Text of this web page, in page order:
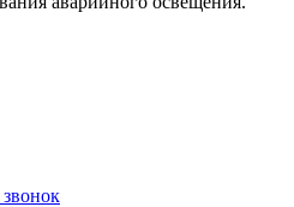
звонок